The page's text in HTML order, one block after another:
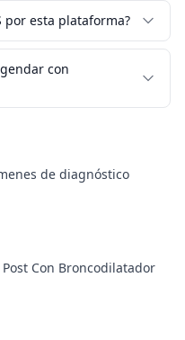
por esta plataforma?
con
de diagnóstico
Con Broncodilatador